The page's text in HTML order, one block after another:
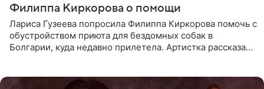
Филиппа Киркорова о помощи
Лариса Гузеева попросила Филиппа Киркорова помочь с
обустройством приюта для бездомных собак в
Болгарии, куда недавно прилетела. Артистка рассказала